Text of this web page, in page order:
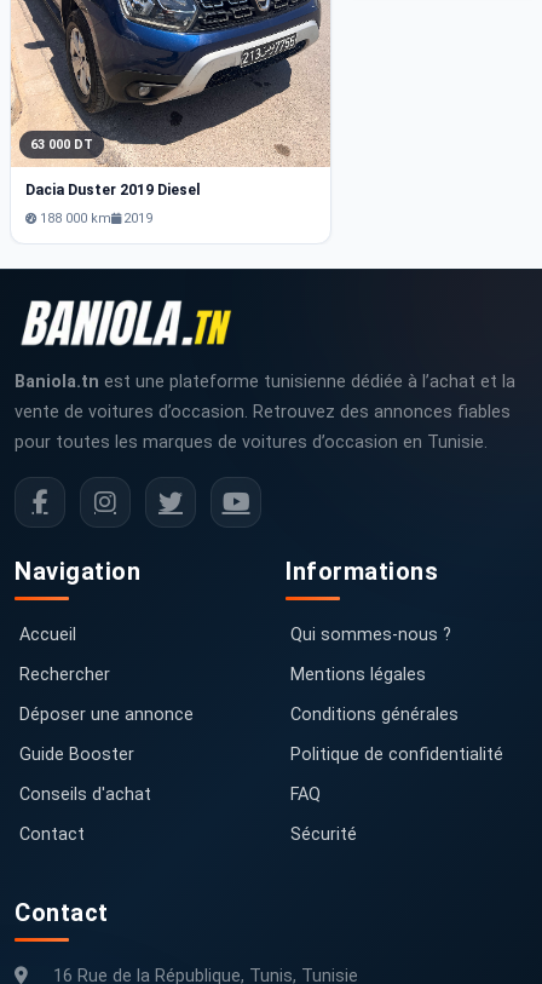
63 000 DT
Dacia Duster 2019 Diesel
188 000 km 2019
Baniola.tn est une plateforme tunisienne dédiée à l’achat et la
vente de voitures d’occasion. Retrouvez des annonces fiables
pour toutes les marques de voitures d’occasion en Tunisie.
Navigation
Accueil
Rechercher
Déposer une annonce
Guide Booster
Conseils d'achat
Contact
Informations
Qui sommes-nous ?
Mentions légales
Conditions générales
Politique de confidentialité
FAQ
Sécurité
Contact
16 Rue de la République, Tunis, Tunisie